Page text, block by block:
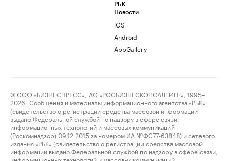
РБК
Новости
iOS
Android
AppGallery
© ООО «БИЗНЕСПРЕСС», АО «РОСБИЗНЕСКОНСАЛТИНГ», 1995–
2026. Сообщения и материалы информационного агентства «РБК»
(свидетельство о регистрации средства массовой информации
выдано Федеральной службой по надзору в сфере связи,
информационных технологий и массовых коммуникаций
(Роскомнадзор) 09.12.2015 за номером ИА №ФС77-63848) и сетевого
издания «РБК» (свидетельство о регистрации средства массовой
информации выдано Федеральной службой по надзору в сфере связи,